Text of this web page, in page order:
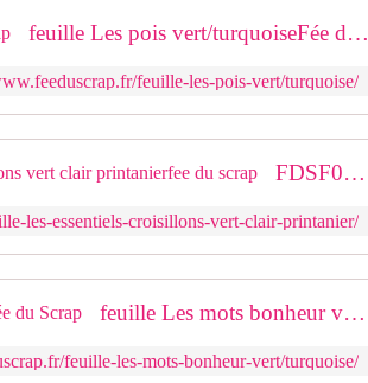
feuille Les pois vert/turquoiseFée du Scrap
feuille-les-pois-vert/turquoise/
FDSF000343feuille les essentiels croisillons vert clair printanierfee du scrap
les-essentiels-croisillons-vert-clair-printanier/
feuille Les mots bonheur vert/turquoiseFée du Scrap
feuille-les-mots-bonheur-vert/turquoise/